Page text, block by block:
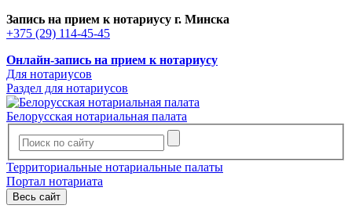
Запись на прием к нотариусу г. Минска
+375 (29) 114-45-45
Онлайн-запись на прием к нотариусу
Для нотариусов
Раздел для нотариусов
Белорусская нотариальная палата
Территориальные нотариальные палаты
Портал нотариата
Весь сайт